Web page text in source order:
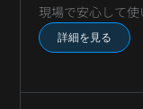
現場で安心して使
詳細を見る